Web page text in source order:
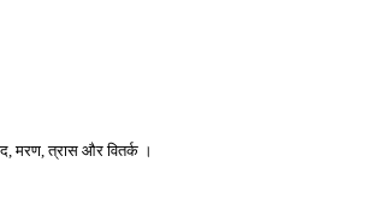
मरण, त्रास और वितर्क ।